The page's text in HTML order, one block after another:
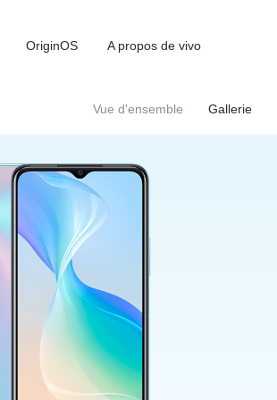
OriginOS A propos de vivo
Vue d'ensemble Gallerie